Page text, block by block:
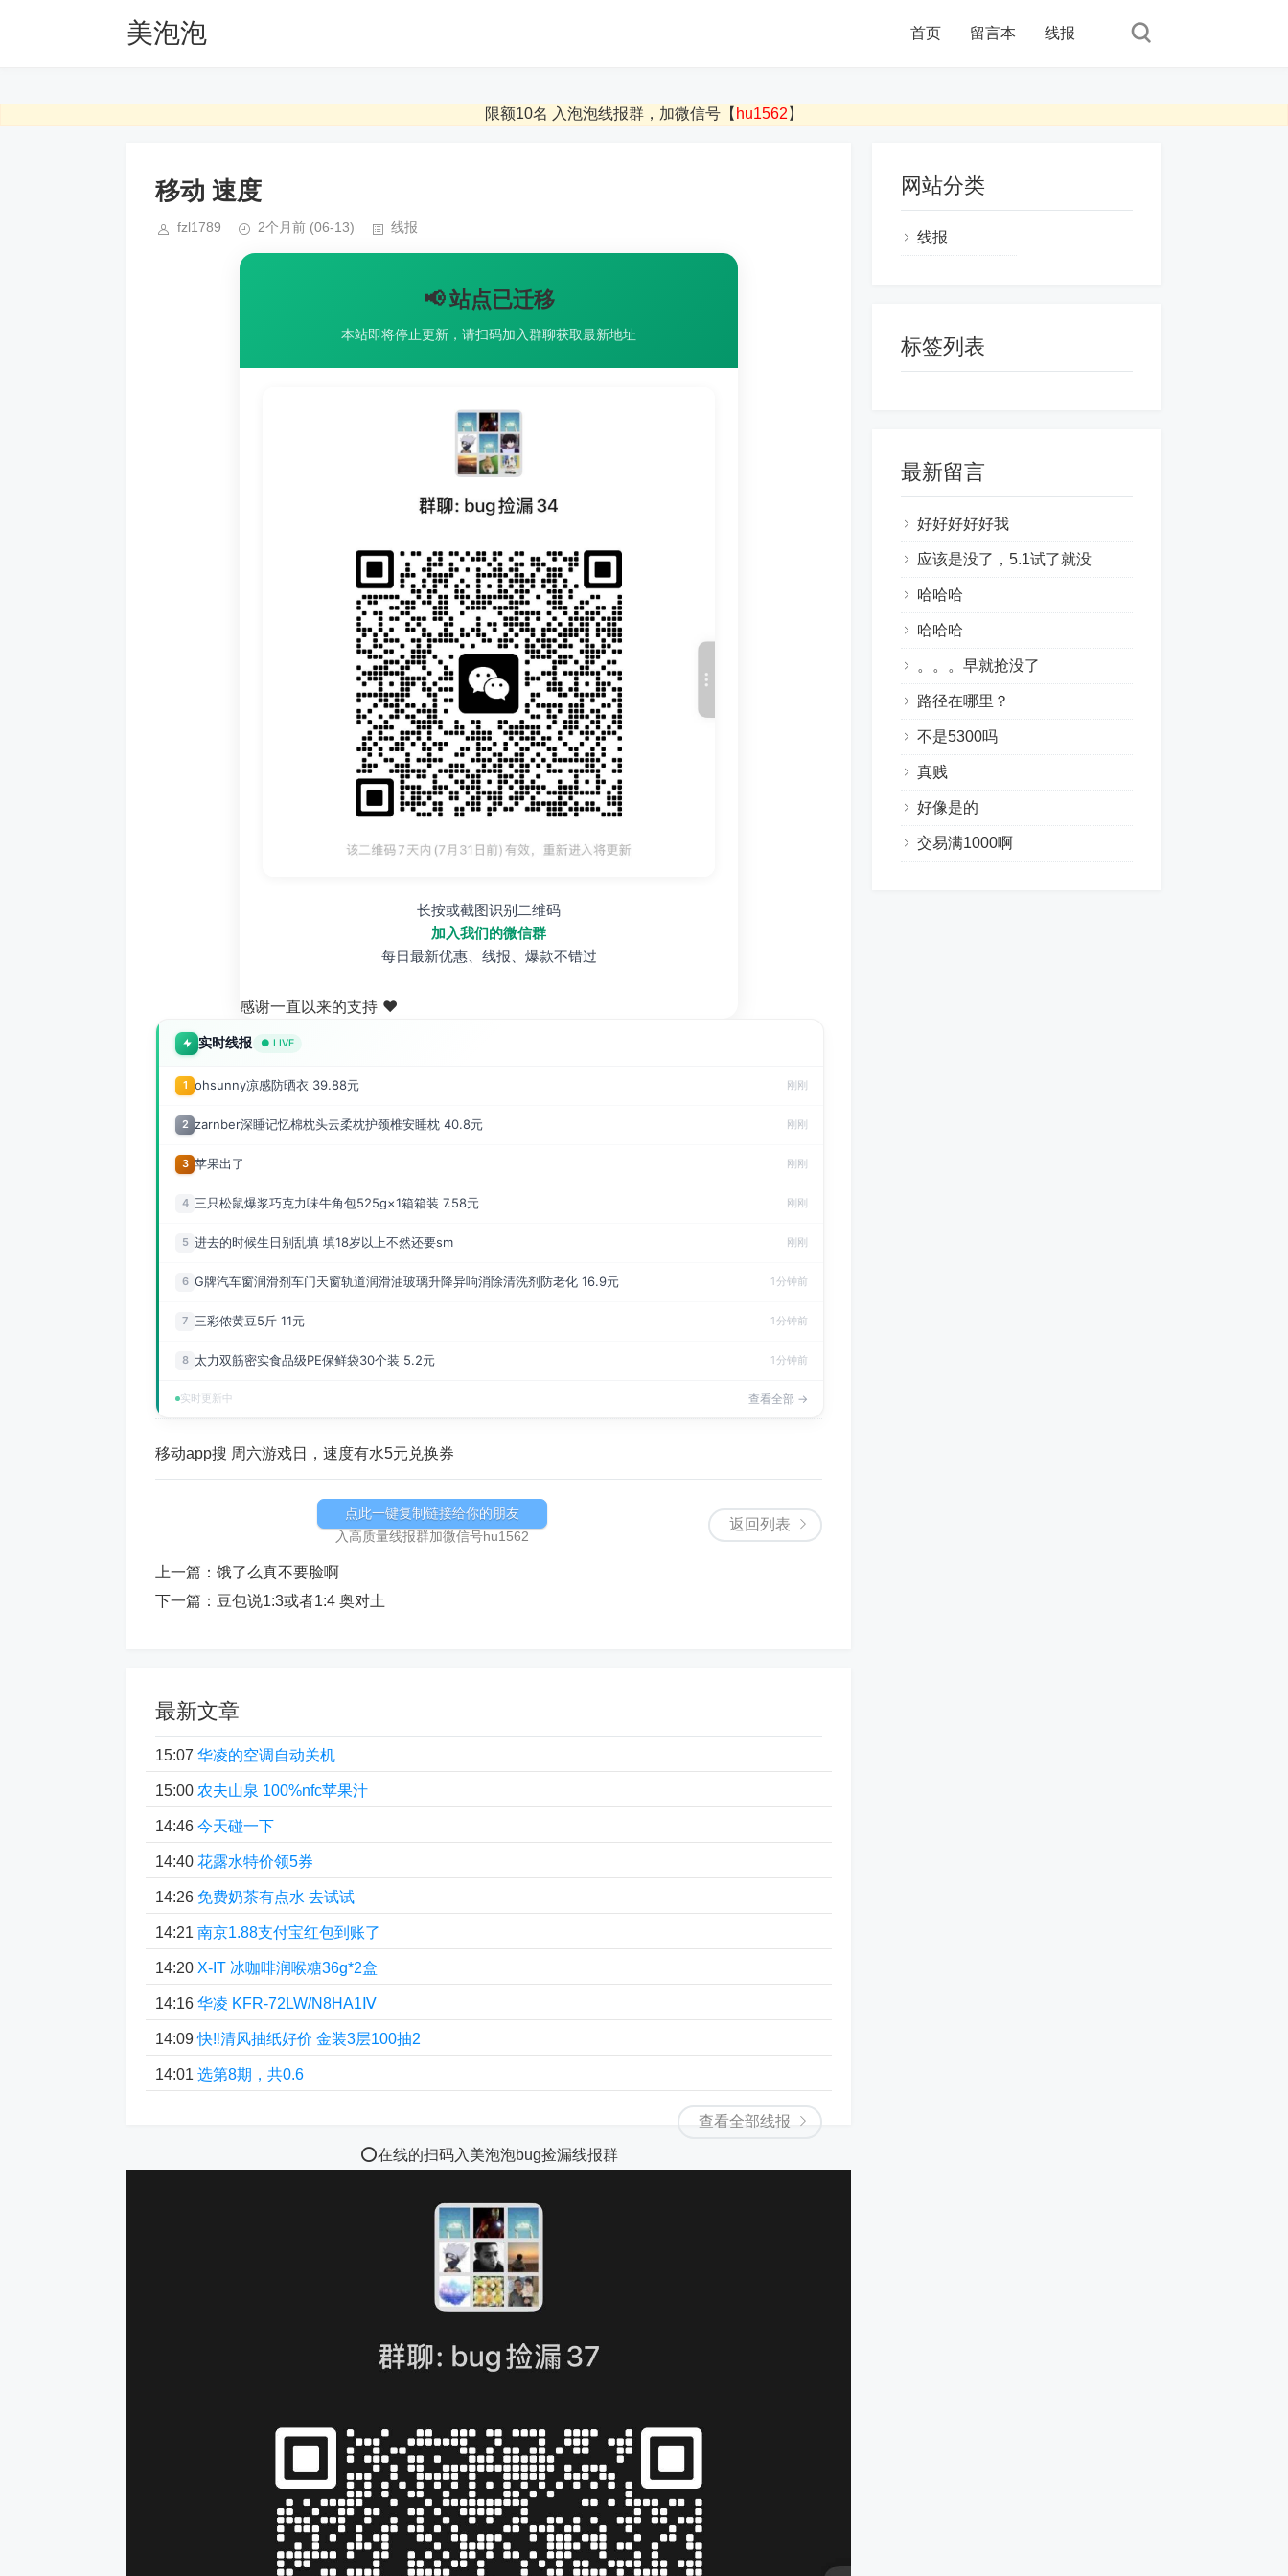
美泡泡 首页 留言本 线报
限额10名 入泡泡线报群，加微信号【 hu1562 】
移动 速度
fzl1789 2个月前 (06-13) 线报
📢 站点已迁移
本站即将停止更新，请扫码加入群聊获取最新地址
长按或截图识别二维码
加入我们的微信群
每日最新优惠、线报、爆款不错过
感谢一直以来的支持 ❤️
实时线报 ● LIVE
1 ohsunny凉感防晒衣 39.88元 刚刚
2 zarnber深睡记忆棉枕头云柔枕护颈椎安睡枕 40.8元 刚刚
3 苹果出了 刚刚
4 三只松鼠爆浆巧克力味牛角包525g×1箱箱装 7.58元 刚刚
5 进去的时候生日别乱填 填18岁以上不然还要sm 刚刚
6 G牌汽车窗润滑剂车门天窗轨道润滑油玻璃升降异响消除清洗剂防老化 16.9元 1分钟前
7 三彩侬黄豆5斤 11元 1分钟前
8 太力双筋密实食品级PE保鲜袋30个装 5.2元 1分钟前
实时更新中 查看全部 →
移动app搜 周六游戏日，速度有水5元兑换券
返回列表
点此一键复制链接给你的朋友
入高质量线报群加微信号hu1562
上一篇： 饿了么真不要脸啊
下一篇： 豆包说1:3或者1:4 奥对土
最新文章
15:07 华凌的空调自动关机
15:00 农夫山泉 100%nfc苹果汁
14:46 今天碰一下
14:40 花露水特价领5券
14:26 免费奶茶有点水 去试试
14:21 南京1.88支付宝红包到账了
14:20 X-IT 冰咖啡润喉糖36g*2盒
14:16 华凌 KFR-72LW/N8HA1Ⅳ
14:09 快‼清风抽纸好价 金装3层100抽2
14:01 选第8期，共0.6
查看全部线报
⭕️在线的扫码入美泡泡bug捡漏线报群
网站分类
线报
标签列表
最新留言
好好好好好我
应该是没了，5.1试了就没
哈哈哈
哈哈哈
。。。早就抢没了
路径在哪里？
不是5300吗
真贱
好像是的
交易满1000啊